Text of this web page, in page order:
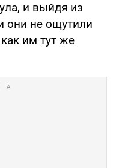
и выйдя из
они не ощутили
им тут же